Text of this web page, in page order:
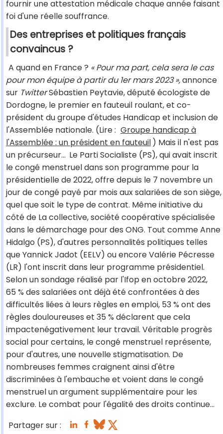
fournir une attestation médicale chaque année faisant
foi d'une réelle souffrance.
Des entreprises et politiques français
convaincus ?
A quand en France ? « Pour ma part, cela sera le cas
pour mon équipe à partir du 1er mars 2023 »,annonce
sur TwitterSébastien Peytavie, député écologiste de
Dordogne, le premier en fauteuil roulant, et co-
président du groupe d'études Handicap et inclusion de
l'Assemblée nationale. (Lire : Groupe handicap à
l'Assemblée : un président en fauteuil ) Mais il n'est pas
un précurseur... Le Parti Socialiste (PS), qui avait inscrit
le congé menstruel dans son programme pour la
présidentielle de 2022, offre depuis le 7 novembre un
jour de congé payé par mois aux salariées de son siège,
quel que soit le type de contrat. Même initiative du
côté de La collective, société coopérative spécialisée
dans le démarchage pour des ONG. Tout comme Anne
Hidalgo (PS), d'autres personnalités politiques telles
que Yannick Jadot (EELV) ou encore Valérie Pécresse
(LR) l'ont inscrit dans leur programme présidentiel.
Selon un sondage réalisé par l'Ifop en octobre 2022,
65 % des salariées ont déjà été confrontées à des
difficultés liées à leurs règles en emploi, 53 % ont des
règles douloureuses et 35 % déclarent que cela
impactenégativement leur travail. Véritable progrès
social pour certains, le congé menstruel représente,
pour d'autres, une nouvelle stigmatisation. De
nombreuses femmes craignent ainsi d'être
discriminées à l'embauche et voient dans le congé
menstruel un argument supplémentaire pour les
exclure. Le combat pour l'égalité des droits continue...
Partager sur :